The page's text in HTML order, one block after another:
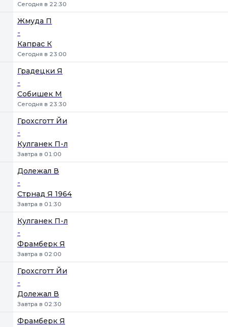
Сегодня в 22:30
Жмуда П
-
Капрас К
Сегодня в 23:00
Градецки Я
-
Собишек М
Сегодня в 23:30
Грохсготт Йи
-
Кулганек П-л
Завтра в 01:00
Долежал В
-
Стрнад Я 1964
Завтра в 01:30
Кулганек П-л
-
Фрамберк Я
Завтра в 02:00
Грохсготт Йи
-
Долежал В
Завтра в 02:30
Фрамберк Я